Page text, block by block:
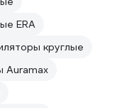
ERA
круглые
Auramax